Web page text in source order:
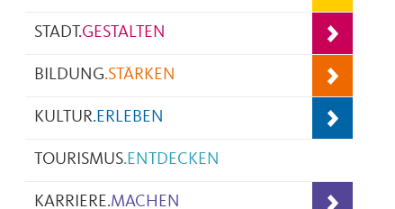
STADT.GESTALTEN
BILDUNG.STÄRKEN
KULTUR.ERLEBEN
TOURISMUS.ENTDECKEN
KARRIERE.MACHEN